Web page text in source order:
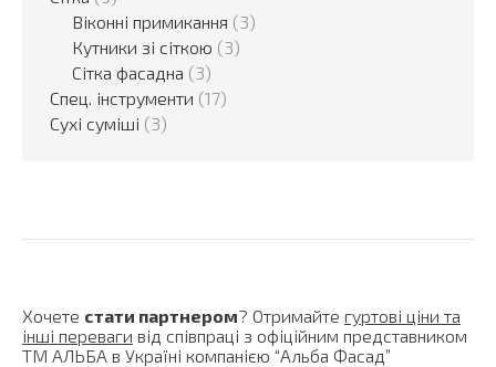
Віконні примикання (3)
Кутники зі сіткою (3)
Сітка фасадна (3)
Спец. інструменти (17)
Сухі суміші (3)
Хочете стати партнером? Отримайте гуртові ціни та
інші переваги від співпраці з офіційним представником
ТМ АЛЬБА в Україні компанією “Альба Фасад”